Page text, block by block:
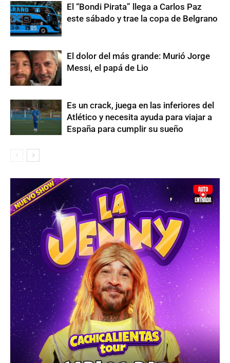
El “Bondi Pirata” llega a Carlos Paz
este sábado y trae la copa de Belgrano
El dolor del más grande: Murió Jorge
Messi, el papá de Lio
Es un crack, juega en las inferiores del
Atlético y necesita ayuda para viajar a
España para cumplir su sueño